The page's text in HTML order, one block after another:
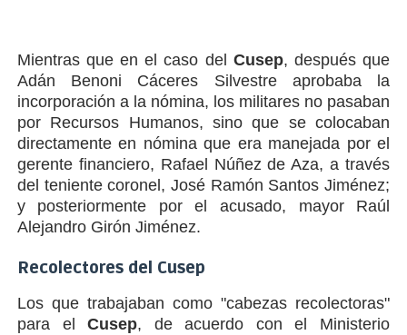
Mientras que en el caso del Cusep, después que
Adán Benoni Cáceres Silvestre aprobaba la
incorporación a la nómina, los militares no pasaban
por Recursos Humanos, sino que se colocaban
directamente en nómina que era manejada por el
gerente financiero, Rafael Núñez de Aza, a través
del teniente coronel, José Ramón Santos Jiménez;
y posteriormente por el acusado, mayor Raúl
Alejandro Girón Jiménez.
Recolectores del Cusep
Los que trabajaban como "cabezas recolectoras"
para elCusep, de acuerdo con el Ministerio